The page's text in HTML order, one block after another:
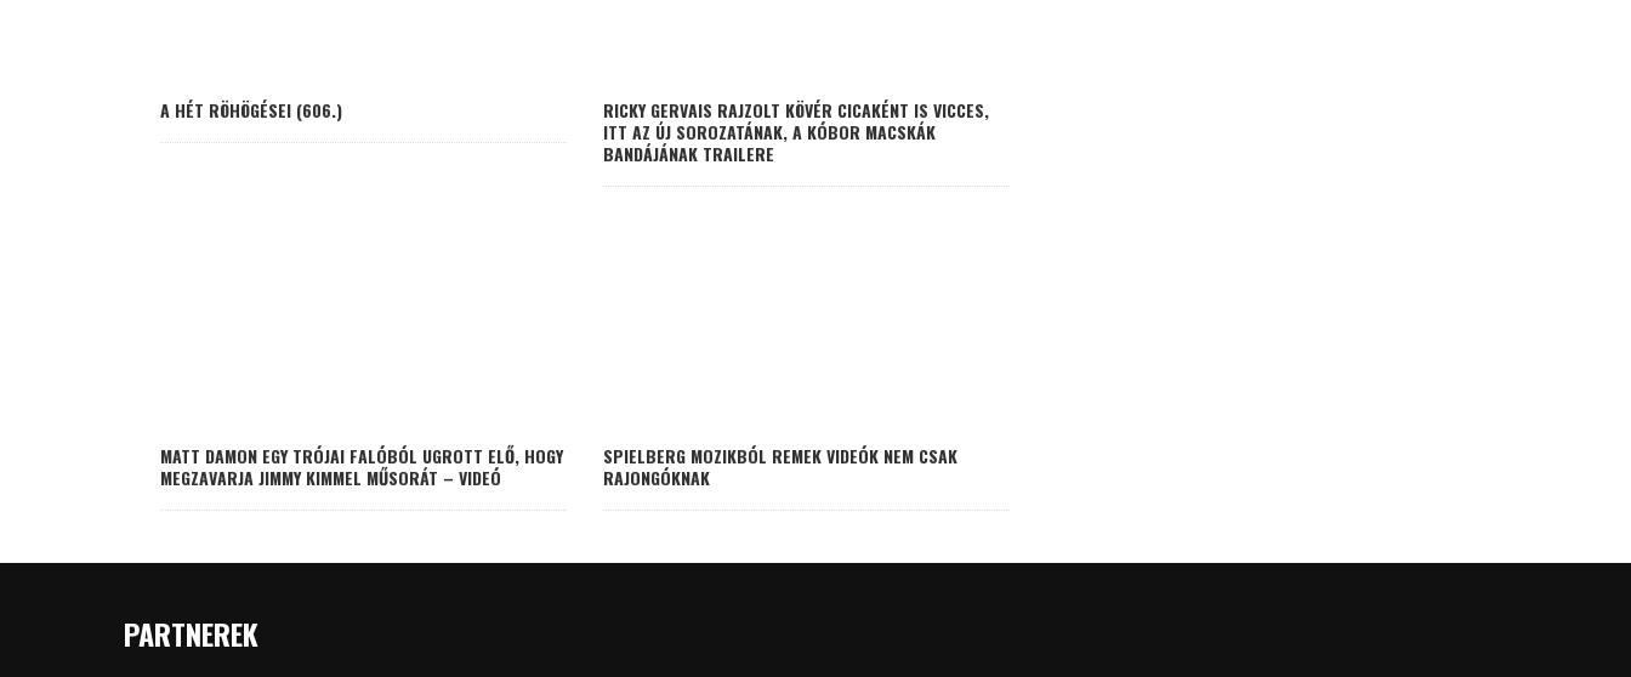
A HÉT RÖHÖGÉSEI (606.)
RICKY GERVAIS RAJZOLT KÖVÉR CICAKÉNT IS VICCES,
ITT AZ ÚJ SOROZATÁNAK, A KÓBOR MACSKÁK
BANDÁJÁNAK TRAILERE
MATT DAMON EGY TRÓJAI FALÓBÓL UGROTT ELŐ, HOGY
MEGZAVARJA JIMMY KIMMEL MŰSORÁT – VIDEÓ
SPIELBERG MOZIKBÓL REMEK VIDEÓK NEM CSAK
RAJONGÓKNAK
PARTNEREK